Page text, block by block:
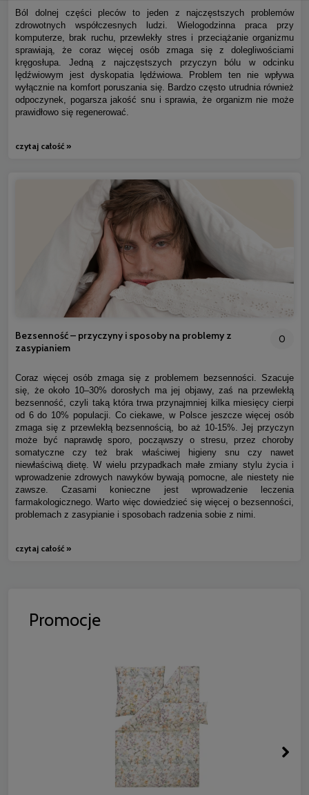
Ból dolnej części pleców to jeden z najczęstszych problemów
zdrowotnych współczesnych ludzi. Wielogodzinna praca przy
komputerze, brak ruchu, przewlekły stres i przeciążanie organizmu
sprawiają, że coraz więcej osób zmaga się z dolegliwościami
kręgosłupa. Jedną z najczęstszych przyczyn bólu w odcinku
lędźwiowym jest dyskopatia lędźwiowa. Problem ten nie wpływa
wyłącznie na komfort poruszania się. Bardzo często utrudnia również
odpoczynek, pogarsza jakość snu i sprawia, że organizm nie może
prawidłowo się regenerować.
czytaj całość »
Bezsenność – przyczyny i sposoby na problemy z
zasypianiem
0
Coraz więcej osób zmaga się z problemem bezsenności. Szacuje
się, że około 10–30% dorosłych ma jej objawy, zaś na przewlekłą
bezsenność, czyli taką która trwa przynajmniej kilka miesięcy cierpi
od 6 do 10% populacji. Co ciekawe, w Polsce jeszcze więcej osób
zmaga się z przewlekłą bezsennością, bo aż 10-15%. Jej przyczyn
może być naprawdę sporo, począwszy o stresu, przez choroby
somatyczne czy też brak właściwej higieny snu czy nawet
niewłaściwą dietę. W wielu przypadkach małe zmiany stylu życia i
wprowadzenie zdrowych nawyków bywają pomocne, ale niestety nie
zawsze. Czasami konieczne jest wprowadzenie leczenia
farmakologicznego. Warto więc dowiedzieć się więcej o bezsenności,
problemach z zasypianie i sposobach radzenia sobie z nimi.
czytaj całość »
Promocje